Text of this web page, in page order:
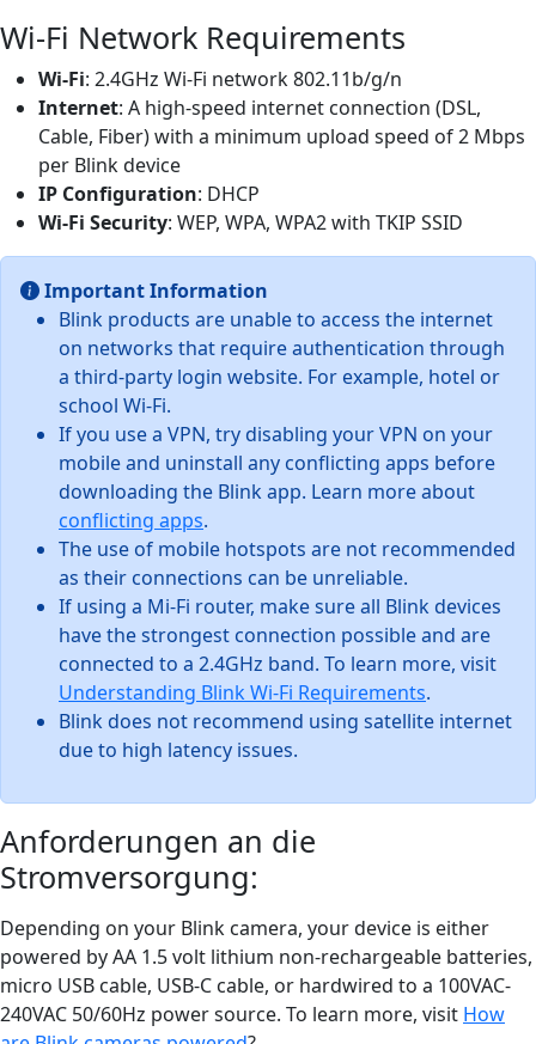
Wi-Fi Network Requirements
Wi-Fi: 2.4GHz Wi-Fi network 802.11b/g/n
Internet: A high-speed internet connection (DSL,
Cable, Fiber) with a minimum upload speed of 2 Mbps
per Blink device
IP Configuration: DHCP
Wi-Fi Security: WEP, WPA, WPA2 with TKIP SSID
Important Information
Blink products are unable to access the internet
on networks that require authentication through
a third-party login website. For example, hotel or
school Wi-Fi.
If you use a VPN, try disabling your VPN on your
mobile and uninstall any conflicting apps before
downloading the Blink app. Learn more about
conflicting apps.
The use of mobile hotspots are not recommended
as their connections can be unreliable.
If using a Mi-Fi router, make sure all Blink devices
have the strongest connection possible and are
connected to a 2.4GHz band. To learn more, visit
Understanding Blink Wi-Fi Requirements.
Blink does not recommend using satellite internet
due to high latency issues.
Anforderungen an die
Stromversorgung:
Depending on your Blink camera, your device is either
powered by AA 1.5 volt lithium non-rechargeable batteries,
micro USB cable, USB-C cable, or hardwired to a 100VAC-
240VAC 50/60Hz power source. To learn more, visit How